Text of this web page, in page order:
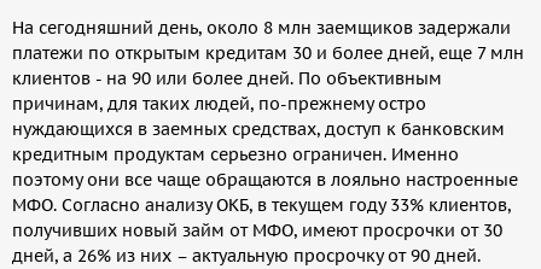
На сегодняшний день, около 8 млн заемщиков задержали
платежи по открытым кредитам 30 и более дней, еще 7 млн
клиентов - на 90 или более дней. По объективным
причинам, для таких людей, по-прежнему остро
нуждающихся в заемных средствах, доступ к банковским
кредитным продуктам серьезно ограничен. Именно
поэтому они все чаще обращаются в лояльно настроенные
МФО. Согласно анализу ОКБ, в текущем году 33% клиентов,
получивших новый займ от МФО, имеют просрочки от 30
дней, а 26% из них – актуальную просрочку от 90 дней.